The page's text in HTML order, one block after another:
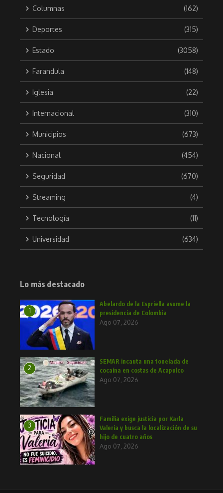
Columnas (162)
Deportes (315)
Estado (3058)
Farandula (148)
Iglesia (22)
Internacional (310)
Municipios (673)
Nacional (454)
Seguridad (670)
Streaming (4)
Tecnología (11)
Universidad (634)
Lo más destacado
1
Abelardo de la Espriella asume la
presidencia de Colombia
Ago 07, 2026
2
SEMAR incauta una tonelada de
cocaína en costas de Acapulco
Ago 07, 2026
3
Familia exige justicia por Karla
Valeria y busca la localización de su
hijo de cuatro años
Ago 07, 2026